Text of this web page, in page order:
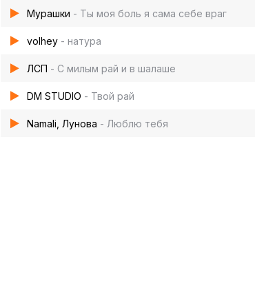
Мурашки - Ты моя боль я сама себе враг
volhey - натура
ЛСП - С милым рай и в шалаше
DM STUDIO - Твой рай
Namali, Лунова - Люблю тебя